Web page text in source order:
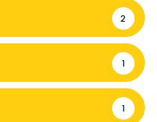
2
1
1